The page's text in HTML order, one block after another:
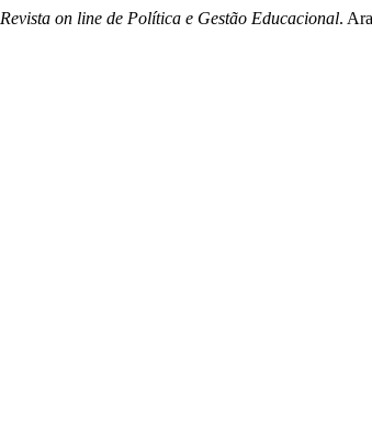
Revista on line de Política e Gestão Educacional.